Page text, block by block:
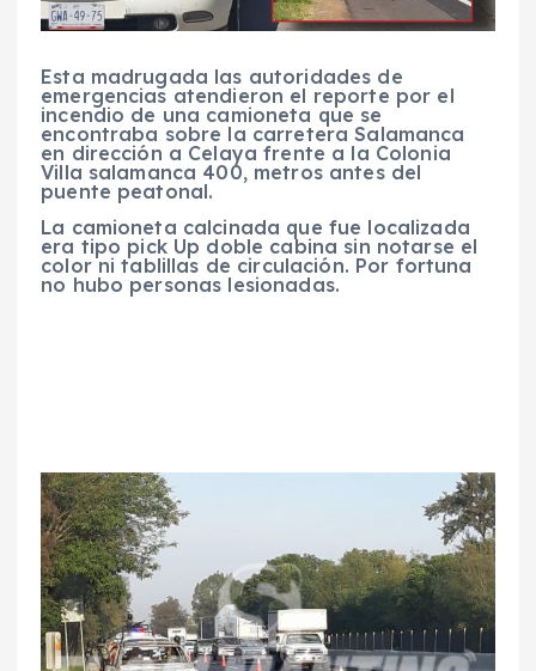
Esta madrugada las autoridades de
emergencias atendieron el reporte por el
incendio de una camioneta que se
encontraba sobre la carretera Salamanca
en dirección a Celaya frente a la Colonia
Villa salamanca 400, metros antes del
puente peatonal.
La camioneta calcinada que fue localizada
era tipo pick Up doble cabina sin notarse el
color ni tablillas de circulación. Por fortuna
no hubo personas lesionadas.